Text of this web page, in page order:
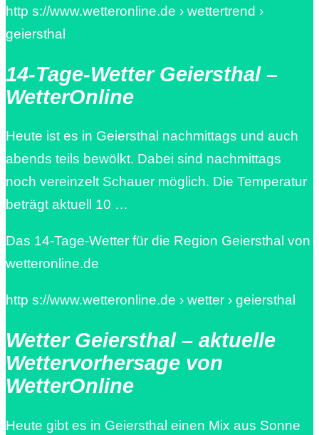
http s://www.wetteronline.de › wettertrend ›
geiersthal
14-Tage-Wetter Geiersthal –
WetterOnline
Heute ist es in Geiersthal nachmittags und auch
abends teils bewölkt. Dabei sind nachmittags
noch vereinzelt Schauer möglich. Die Temperatur
beträgt aktuell 10 …
Das 14-Tage-Wetter für die Region Geiersthal von
wetteronline.de
http s://www.wetteronline.de › wetter › geiersthal
Wetter Geiersthal – aktuelle
Wettervorhersage von
WetterOnline
Heute gibt es in Geiersthal einen Mix aus Sonne